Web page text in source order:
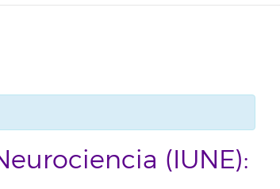
(IUNE):